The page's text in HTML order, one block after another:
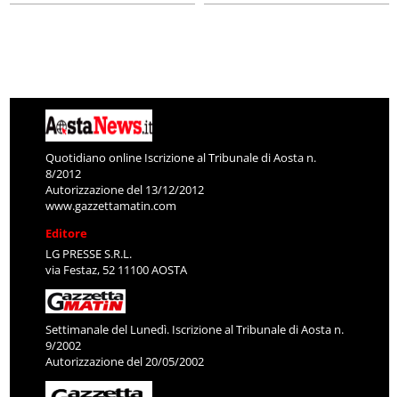
Quotidiano online Iscrizione al Tribunale di Aosta n.
8/2012
Autorizzazione del 13/12/2012
www.gazzettamatin.com
Editore
LG PRESSE S.R.L.
via Festaz, 52 11100 AOSTA
Settimanale del Lunedì. Iscrizione al Tribunale di Aosta n.
9/2002
Autorizzazione del 20/05/2002